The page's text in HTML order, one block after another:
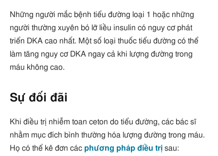
Những người mắc bệnh tiểu đường loại 1 hoặc những
người thường xuyên bỏ lỡ liều insulin có nguy cơ phát
triển DKA cao nhất. Một số loại thuốc tiểu đường có thể
làm tăng nguy cơ DKA ngay cả khi lượng đường trong
máu không cao.
Sự đối đãi
Khi điều trị nhiễm toan ceton do tiểu đường, các bác sĩ
nhằm mục đích bình thường hóa lượng đường trong máu.
Họ có thể kê đơn các phương pháp điều trị sau: